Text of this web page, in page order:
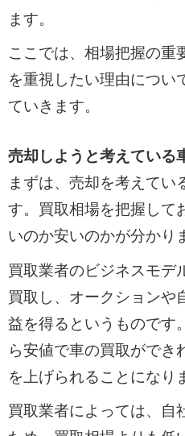
ます。
ここでは、相場把握の重
を重視したい理由につい
ていきます。
売却しようと考えている
まずは、売却を考えてい
す。買取相場を把握して
いのか安いのかが分かり
買取業者のビジネスモデ
買取し、オークションや
益を得るというものです
ら安値で車の買取ができ
を上げられることになり
買取業者によっては、自